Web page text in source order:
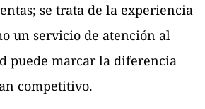
se trata de la experiencia
un servicio de atención al
puede marcar la diferencia
competitivo.